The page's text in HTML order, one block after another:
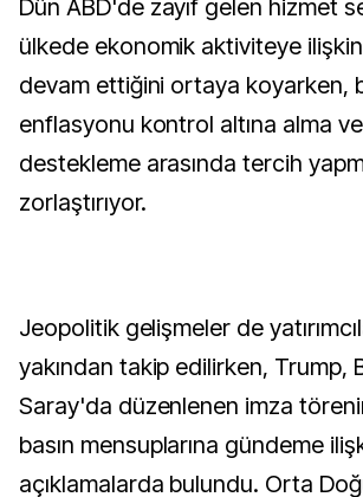
Dün ABD'de zayıf gelen hizmet
ülkede ekonomik aktiviteye
devam ettiğini ortaya koyarken,
enflasyonu kontrol altına alma
destekleme arasında tercih
zorlaştırıyor.
Jeopolitik gelişmeler de
yakından takip edilirken, Trump,
Saray'da düzenlenen imza
basın mensuplarına gündeme
açıklamalarda bulundu. Orta